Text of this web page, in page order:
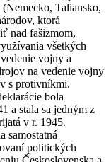
Taliansko,
ktorá
nad fašizmom,
všetkých
vojny a
na vedenie vojny
s protivníkmi.
bola
a stala sa jedným z
v r. 1945.
samostatná
politických